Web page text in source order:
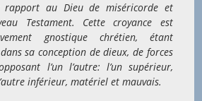
rapport au Dieu de miséricorde et
Testament. Cette croyance est
gnostique chrétien, étant
sa conception de dieux, de forces
l’un l’autre: l’un supérieur,
inférieur, matériel et mauvais.